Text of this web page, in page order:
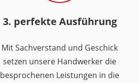
3. perfekte Ausführung
Mit Sachverstand und Geschick
setzen unsere Handwerker die
besprochenen Leistungen in die